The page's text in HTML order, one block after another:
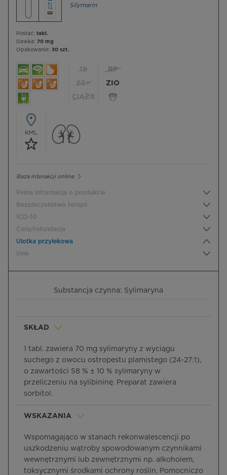
Silymarin
Postać: tabl.
Dawka: 70 mg
Opakowanie: 30 szt.
18
65+
CIĄŻA
RP
ZIO
KML
Baza interakcji online
Pełna informacja o produkcie
Bezpieczeństwo terapii
ICD-10
Ceny/refundacja
Ulotka przylekowa
Inne
Substancja czynna: Sylimaryna
SKŁAD
1 tabl. zawiera 70 mg sylimaryny z wyciągu
suchego z owocu ostropestu plamistego (24-27:1),
o zawartości 58 % ± 10 % sylimaryny w
przeliczeniu na sylibininę. Preparat zawiera
sorbitol.
WSKAZANIA
Wspomagająco w stanach rekonwalescencji po
uszkodzeniu wątroby spowodowanym czynnikami
wewnętrznymi lub zewnętrznymi np. alkoholem,
toksycznymi środkami ochrony roślin. Pomocniczo